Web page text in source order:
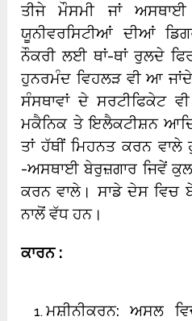
ਤੀਜੇ ਮੌਸਮੀ ਜਾਂ
ਯੂਨੀਵਰਸਿਟੀਆਂ ਦੀਆਂ
ਨੌਕਰੀ ਲਈ ਥਾਂ-ਥਾਂ ਰੁਲਦੇ
ਹੁਨਰਮੰਦ ਵਿਹਲੜ ਵੀ ਆ
ਸੰਸਥਾਵਾਂ ਦੇ ਸਰਟੀਫਿਕੇਟ
ਮਕੈਨਿਕ ਤੇ ਇਲੈਕਟੀਸ਼ਨ
ਤਾਂ ਹੱਥੀਂ ਮਿਹਨਤ ਕਰਨ ਵਾਲੇ
-ਅਸਥਾਈ ਬੇਰੁਜ਼ਗਾਰ ਜਿਵੇਂ
ਕਰਨ ਵਾਲੇ। ਸਾਡੇ ਦੇਸ ਵਿਚ
ਨਾਲੋਂ ਵੱਧ ਹਨ।
ਕਾਰਨ :
ਮਸ਼ੀਨੀਕਰਨ: ਅਸਲ